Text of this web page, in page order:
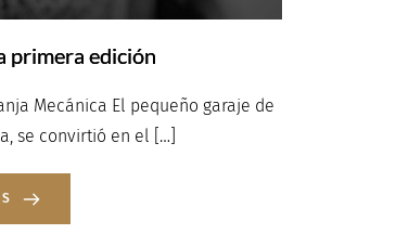
primera edición
Mecánica El pequeño garaje de
se convirtió en el […]